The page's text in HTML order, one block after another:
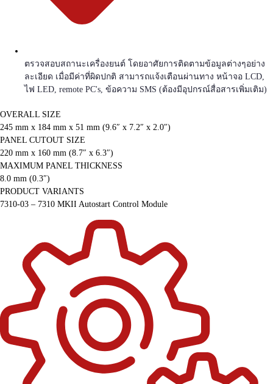
ตรวจสอบสถานะเครื่องยนต์ โดยอาศัยการติดตามข้อมูลต่างๆอย่าง
ละเอียด เมื่อมีค่าที่ผิดปกติ สามารถแจ้งเตือนผ่านทาง หน้าจอ LCD,
ไฟ LED, remote PC's, ข้อความ SMS (ต้องมีอุปกรณ์สื่อสารเพิ่มเติม)
OVERALL SIZE
245 mm x 184 mm x 51 mm (9.6″ x 7.2″ x 2.0″)
PANEL CUTOUT SIZE
220 mm x 160 mm (8.7″ x 6.3″)
MAXIMUM PANEL THICKNESS
8.0 mm (0.3″)
PRODUCT VARIANTS
7310-03 – 7310 MKII Autostart Control Module